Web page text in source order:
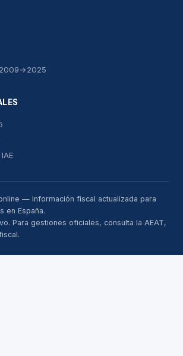
— Información fiscal actualizada para
en España.
Para gestiones oficiales, consulta la AEAT,